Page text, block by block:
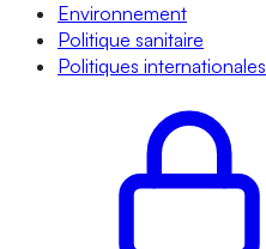
Environnement
Politique sanitaire
Politiques internationales